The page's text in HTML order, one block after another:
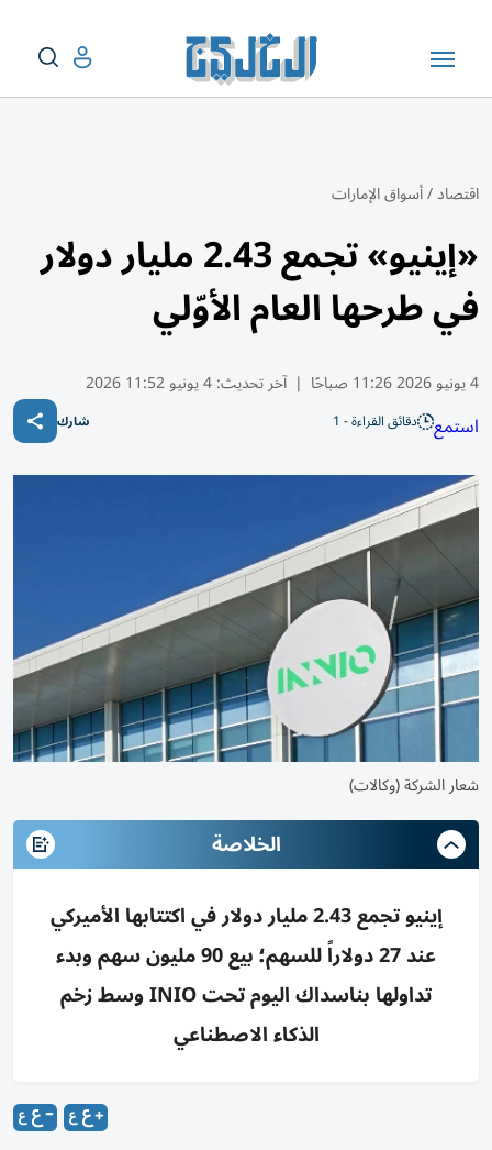
اقتصاد/أسواق الإمارات
«إينيو» تجمع 2.43 مليار دولار
في طرحها العام الأوّلي
4 يونيو 2026 11:26 صباحًا | آخر تحديث:4 يونيو 11:52 2026
استمع دقائق القراءة - 1 شارك
شعار الشركة (وكالات)
الخلاصة
إينيو تجمع 2.43 مليار دولار في اكتتابها الأميركي
عند 27 دولاراً للسهم؛ بيع 90 مليون سهم وبدء
تداولها بناسداك اليوم تحت INIO وسط زخم
الذكاء الاصطناعي